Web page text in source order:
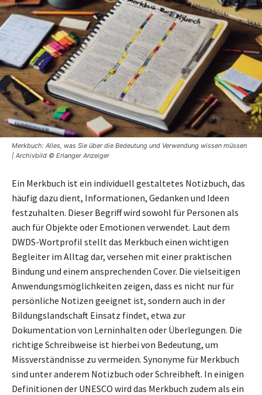
Merkbuch: Alles, was Sie über die Bedeutung und Verwendung wissen müssen
| Archivbild © Erlanger Anzeiger
Ein Merkbuch ist ein individuell gestaltetes Notizbuch, das
häufig dazu dient, Informationen, Gedanken und Ideen
festzuhalten. Dieser Begriff wird sowohl für Personen als
auch für Objekte oder Emotionen verwendet. Laut dem
DWDS-Wortprofil stellt das Merkbuch einen wichtigen
Begleiter im Alltag dar, versehen mit einer praktischen
Bindung und einem ansprechenden Cover. Die vielseitigen
Anwendungsmöglichkeiten zeigen, dass es nicht nur für
persönliche Notizen geeignet ist, sondern auch in der
Bildungslandschaft Einsatz findet, etwa zur
Dokumentation von Lerninhalten oder Überlegungen. Die
richtige Schreibweise ist hierbei von Bedeutung, um
Missverständnisse zu vermeiden. Synonyme für Merkbuch
sind unter anderem Notizbuch oder Schreibheft. In einigen
Definitionen der UNESCO wird das Merkbuch zudem als ein